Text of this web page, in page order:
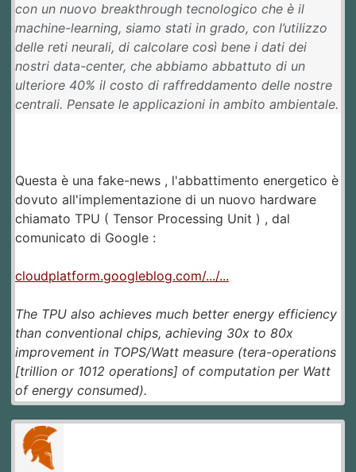
con un nuovo breakthrough tecnologico che è il
machine-learning, siamo stati in grado, con l’utilizzo
delle reti neurali, di calcolare così bene i dati dei
nostri data-center, che abbiamo abbattuto di un
ulteriore 40% il costo di raffreddamento delle nostre
centrali. Pensate le applicazioni in ambito ambientale.
Questa è una fake-news , l'abbattimento energetico è
dovuto all'implementazione di un nuovo hardware
chiamato TPU ( Tensor Processing Unit ) , dal
comunicato di Google :
cloudplatform.googleblog.com/.../...
The TPU also achieves much better energy efficiency
than conventional chips, achieving 30x to 80x
improvement in TOPS/Watt measure (tera-operations
[trillion or 1012 operations] of computation per Watt
of energy consumed).